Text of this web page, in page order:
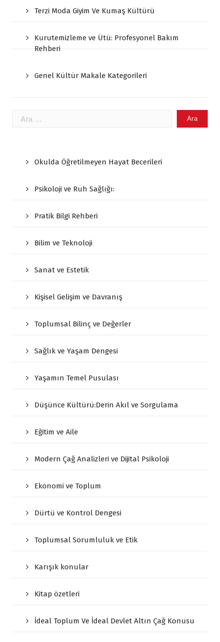
Terzi Moda Giyim Ve Kumaş Kültürü
Kurutemizleme ve Ütü: Profesyonel Bakım
Rehberi
Genel Kültür Makale Kategorileri
Arama:
Okulda Öğretilmeyen Hayat Becerileri
Psikoloji ve Ruh Sağlığı:
Pratik Bilgi Rehberi
Bilim ve Teknoloji
Sanat ve Estetik
Kişisel Gelişim ve Davranış
Toplumsal Bilinç ve Değerler
Sağlık ve Yaşam Dengesi
Yaşamın Temel Pusulası
Düşünce Kültürü:Derin Akıl ve Sorgulama
Eğitim ve Aile
Modern Çağ Analizleri ve Dijital Psikoloji
Ekonomi ve Toplum
Dürtü ve Kontrol Dengesi
Toplumsal Sorumluluk ve Etik
Karışık konular
Kitap özetleri
İdeal Toplum Ve İdeal Devlet Altın Çağ Konusu